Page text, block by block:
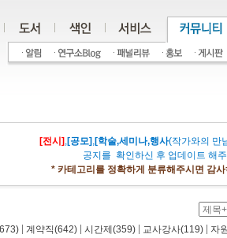
[전시] ,[공모] ,[학술,세미나,행사(작가와의 만
공지를 확인하신 후 업데이트 해
* 카테고리를 정확하게 분류해주시면 감
계약직(642) 시간제(359) 교사강사(119) 자